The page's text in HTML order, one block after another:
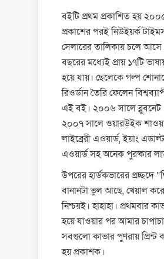
বইটি প্রথম প্রকাশিত হয়
প্রকাশের পরই নিউইয়র্ক
সেলারের তালিকায় চলে
বছরের মধ্যেই প্রায় ১৭টি
হয়ে যায়। ছেলেকে গল্প
রিওর্ডান তৈরি ফেলেন
এই বই। ২০০৬ সালে ব্লুবনেট
২০০৭ সালে ওয়ারউইক
লাইব্রেরী এওয়ার্ড, ইয়াং
এওয়ার্ড সহ অনেক পুরষ্কার
উপরের হার্ডকভারের প্রচ্ছদে
বানানটা ভুল আছে, খেয়াল
নিশ্চয়ই। হাহাহা। প্রথমবার
হয়ে যাওয়ার পর আমার
সবগুলো কাভার পুণরায় প্রিন্ট
হয় প্রকাশক।